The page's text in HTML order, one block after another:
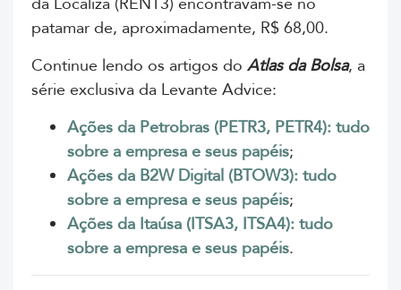
patamar de, aproximadamente, R$ 68,00.
Continue lendo os artigos do Atlas da Bolsa, a
série exclusiva da Levante Advice:
Ações da Petrobras (PETR3, PETR4): tudo
sobre a empresa e seus papéis;
Ações da B2W Digital (BTOW3): tudo
sobre a empresa e seus papéis;
Ações da Itaúsa (ITSA3, ITSA4): tudo
sobre a empresa e seus papéis.